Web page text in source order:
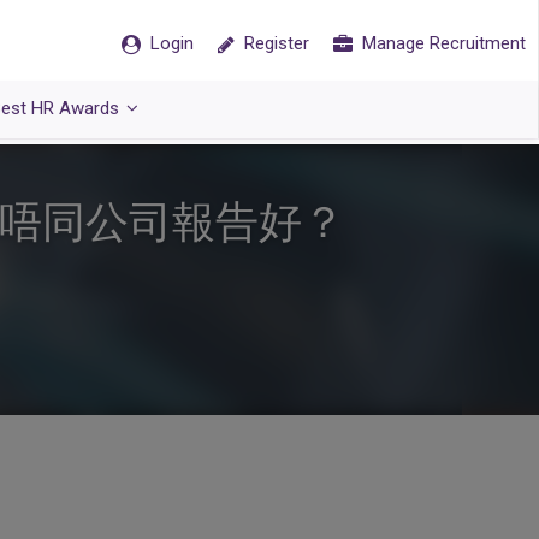
Login Register Manage Recruitment
HR Awards
同公司報告好？